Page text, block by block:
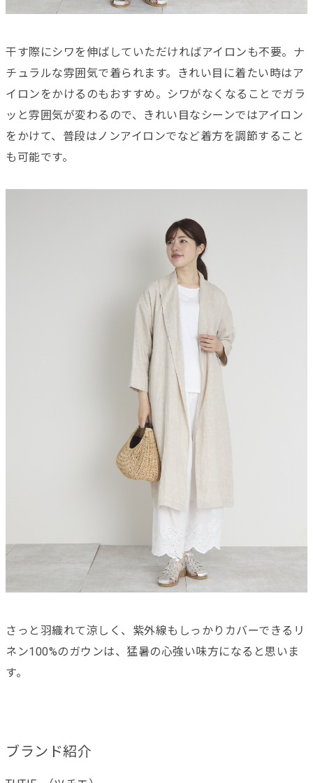
干す際にシワを伸ばしていただければアイロンも不要。ナ
チュラルな雰囲気で着られます。きれい目に着たい時はア
イロンをかけるのもおすすめ。シワがなくなることでガラ
ッと雰囲気が変わるので、きれい目なシーンではアイロン
をかけて、普段はノンアイロンでなど着方を調節すること
も可能です。
さっと羽織れて涼しく、紫外線もしっかりカバーできるリ
ネン100%のガウンは、猛暑の心強い味方になると思いま
す。
ブランド紹介